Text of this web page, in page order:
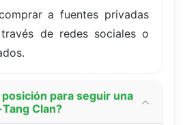
a fuentes privadas
de redes sociales o
para seguir una
Clan?